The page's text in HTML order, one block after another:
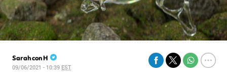
Sarah con H
09/06/2021 - 10:39 EST